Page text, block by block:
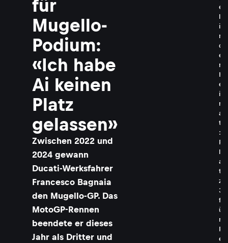
für
Mugello-
Podium:
«Ich habe
Ai keinen
Platz
gelassen»
Zwischen 2022 und
2024 gewann
Ducati-Werksfahrer
Francesco Bagnaia
den Mugello-GP. Das
MotoGP-Rennen
beendete er dieses
Jahr als Dritter und
e
l
i
n
d
e
r
H
e
i
m
a
t
:
P
l
a
t
z
3
f
ü
r
P
e